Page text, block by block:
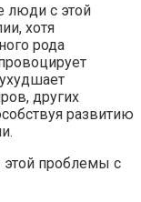
люди с этой
хотя
рода
других
развитию
этой проблемы с